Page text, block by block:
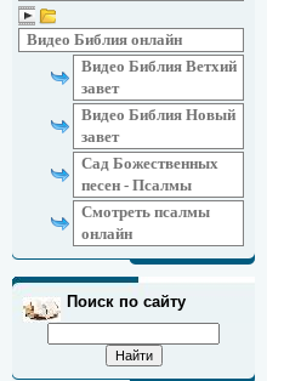
Видео Библия онлайн
Видео Библия Ветхий
завет
Видео Библия Новый
завет
Сад Божественных
песен - Псалмы
Смотреть псалмы
онлайн
Поиск по сайту